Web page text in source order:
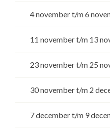
4 november t/m 6
11 november t/m 13
23 november t/m 25
30 november t/m 2
7 december t/m 9